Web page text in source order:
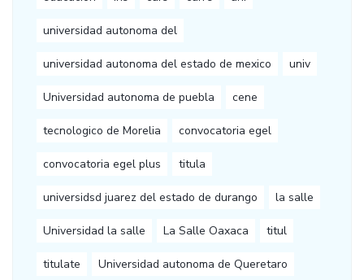
universidad autonoma del
universidad autonoma del estado de mexico univ
Universidad autonoma de puebla cene
tecnologico de Morelia convocatoria egel
convocatoria egel plus titula
universidsd juarez del estado de durango la salle
Universidad la salle La Salle Oaxaca titul
titulate Universidad autonoma de Queretaro